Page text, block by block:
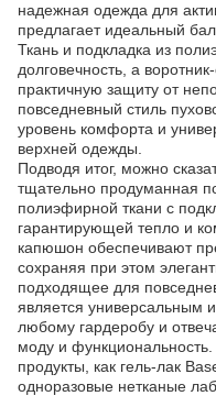
надежная одежда для
предлагает идеальный
Ткань и подкладка из
долговечность, а
практичную защиту от
повседневный стиль
уровень комфорта и
верхней одежды.
Подводя итог, можно
тщательно продуманная
полиэфирной ткани с
гарантирующей тепло и
капюшон обеспечивают
сохраняя при этом
подходящее для
является универсальным
любому гардеробу и
моду и
продукты, как гель-лак
одноразовые нетканые